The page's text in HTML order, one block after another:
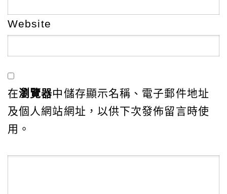
Website
在瀏覽器中儲存顯示名稱、電子郵件地址
及個人網站網址，以供下次發佈留言時使
用。